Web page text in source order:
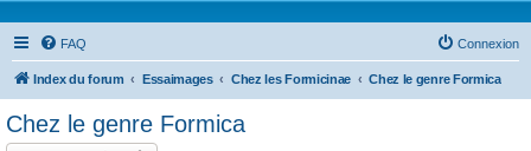
FAQ Connexion
Index du forum Essaimages Chez les Formicinae Chez le genre Formica
Chez le genre Formica